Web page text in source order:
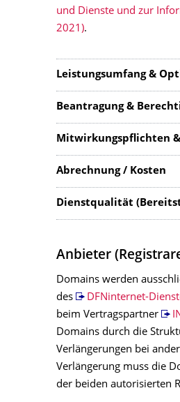
und Dienste und zur
2021).
Leistungsumfang &
Beantragung &
Mitwirkungspflichten &
Abrechnung / Kosten
Dienstqualität
Anbieter
Domains werden
des
DFNinternet-
beim Vertragspartner
Domains durch die
Verlängerungen bei
Verlängerung muss die
der beiden autorisierten